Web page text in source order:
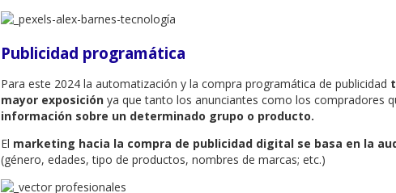
Publicidad programática
Para este 2024 la automatización y la compra programática de publicidad
mayor exposición ya que tanto los anunciantes como los compradores
información sobre un determinado grupo o producto.
El marketing hacia la compra de publicidad digital se basa en la
(género, edades, tipo de productos, nombres de marcas; etc.)